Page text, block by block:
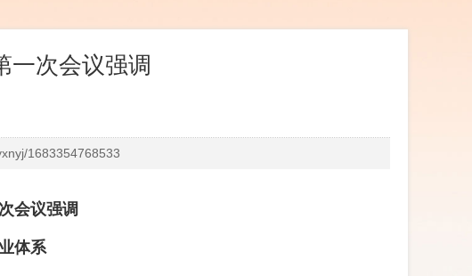
一次会议强调
1683354768533
会议强调
体系